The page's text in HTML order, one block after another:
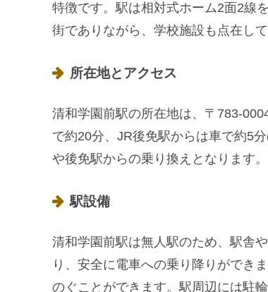
特徴です。駅は相対式ホーム2面2線
街でありながら、学校施設も点在して
所在地とアクセス
清和学園前駅の所在地は、〒783-
で約20分、JR後免駅からは車で約5
や後免駅からの乗り換えとなります。
駅設備
清和学園前駅は無人駅のため、駅舎
り、安全に電車への乗り降りができ
のぐことができます。駅周辺には駐